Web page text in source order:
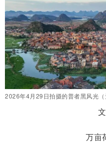
2026年4月29日拍摄的普者黑风光
万亩